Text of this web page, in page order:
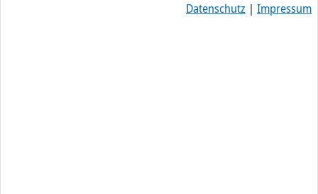
Datenschutz | Impressum